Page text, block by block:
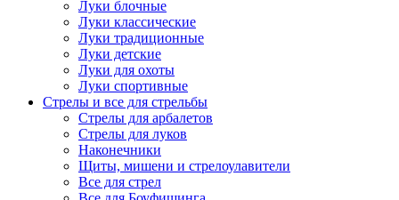
Луки блочные
Луки классические
Луки традиционные
Луки детские
Луки для охоты
Луки спортивные
Стрелы и все для стрельбы
Стрелы для арбалетов
Стрелы для луков
Наконечники
Щиты, мишени и стрелоулавители
Все для стрел